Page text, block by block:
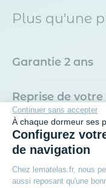
Continuer sans accepter
À chaque dormeur ses
Configurez
de navigation
Chez lematelas.fr, nous
aussi reposant qu'une
Plus qu'une
Garantie 2 ans
Reprise de
Paiement en 3x
Livraison offerte